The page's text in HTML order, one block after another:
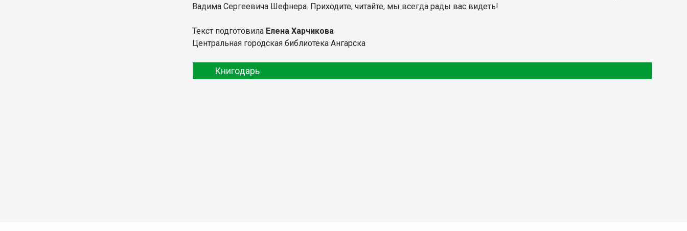
Вадима Сергеевича Шефнера. Приходите, читайте, мы всегда рады вас видеть!
Текст подготовила Елена Харчикова
Центральная городская библиотека Ангарска
Книгодарь